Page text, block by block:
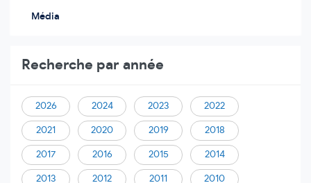
Média
Recherche par année
2026 2024 2023 2022
2021 2020 2019 2018
2017 2016 2015 2014
2013 2012 2011 2010